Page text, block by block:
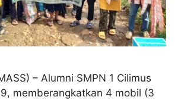
– Alumni SMPN 1 Cilimus
memberangkatkan 4 mobil (3